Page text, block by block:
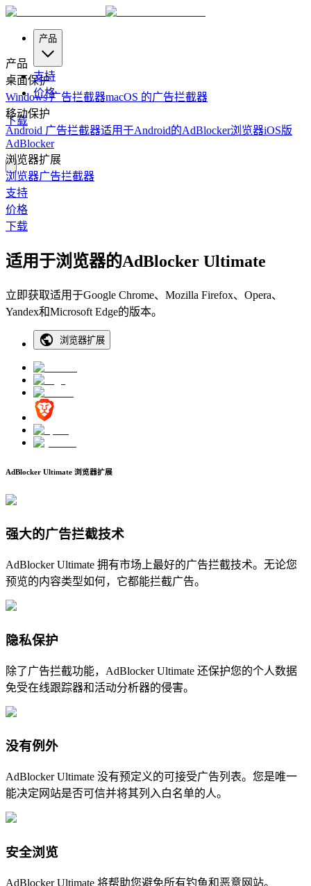
产品
支持
价格
下载
产品
桌面保护
Windows 广告拦截器macOS 的广告拦截器
移动保护
Android 广告拦截器适用于Android的AdBlocker浏览器iOS版
AdBlocker
浏览器扩展
浏览器广告拦截器
支持
价格
下载
适用于浏览器的AdBlocker Ultimate
立即获取适用于Google Chrome、Mozilla Firefox、Opera、
Yandex和Microsoft Edge的版本。
浏览器扩展
AdBlocker Ultimate 浏览器扩展
强大的广告拦截技术
AdBlocker Ultimate 拥有市场上最好的广告拦截技术。无论您
预览的内容类型如何，它都能拦截广告。
隐私保护
除了广告拦截功能，AdBlocker Ultimate 还保护您的个人数据
免受在线跟踪器和活动分析器的侵害。
没有例外
AdBlocker Ultimate 没有预定义的可接受广告列表。您是唯一
能决定网站是否可信并将其列入白名单的人。
安全浏览
AdBlocker Ultimate 将帮助您避免所有钓鱼和恶意网站。